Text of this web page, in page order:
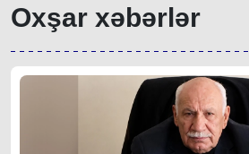
Oxşar xəbərlər